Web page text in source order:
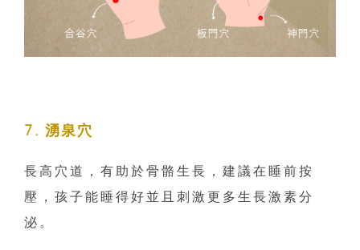
7. 湧泉穴
長高穴道，有助於骨骼生長，建議在睡前按
壓，孩子能睡得好並且刺激更多生長激素分
泌。